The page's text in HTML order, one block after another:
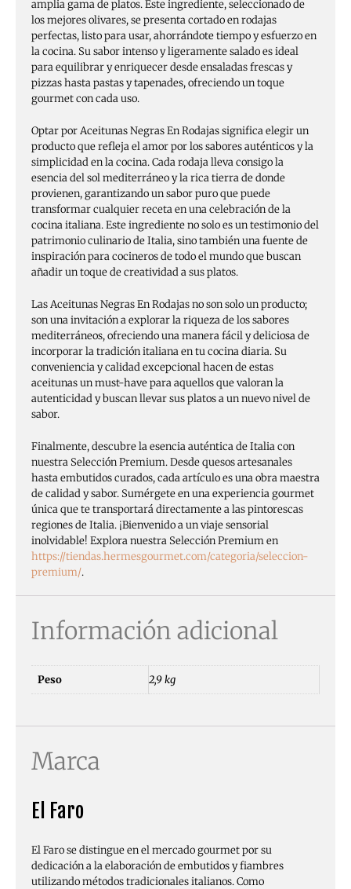
amplia gama de platos. Este ingrediente, seleccionado de
los mejores olivares, se presenta cortado en rodajas
perfectas, listo para usar, ahorrándote tiempo y esfuerzo en
la cocina. Su sabor intenso y ligeramente salado es ideal
para equilibrar y enriquecer desde ensaladas frescas y
pizzas hasta pastas y tapenades, ofreciendo un toque
gourmet con cada uso.
Optar por Aceitunas Negras En Rodajas significa elegir un
producto que refleja el amor por los sabores auténticos y la
simplicidad en la cocina. Cada rodaja lleva consigo la
esencia del sol mediterráneo y la rica tierra de donde
provienen, garantizando un sabor puro que puede
transformar cualquier receta en una celebración de la
cocina italiana. Este ingrediente no solo es un testimonio del
patrimonio culinario de Italia, sino también una fuente de
inspiración para cocineros de todo el mundo que buscan
añadir un toque de creatividad a sus platos.
Las Aceitunas Negras En Rodajas no son solo un producto;
son una invitación a explorar la riqueza de los sabores
mediterráneos, ofreciendo una manera fácil y deliciosa de
incorporar la tradición italiana en tu cocina diaria. Su
conveniencia y calidad excepcional hacen de estas
aceitunas un must-have para aquellos que valoran la
autenticidad y buscan llevar sus platos a un nuevo nivel de
sabor.
Finalmente, descubre la esencia auténtica de Italia con
nuestra Selección Premium. Desde quesos artesanales
hasta embutidos curados, cada artículo es una obra maestra
de calidad y sabor. Sumérgete en una experiencia gourmet
única que te transportará directamente a las pintorescas
regiones de Italia. ¡Bienvenido a un viaje sensorial
inolvidable! Explora nuestra Selección Premium en
https://tiendas.hermesgourmet.com/categoria/seleccion-
premium/.
Información adicional
Peso 2,9 kg
Marca
El Faro
El Faro se distingue en el mercado gourmet por su
dedicación a la elaboración de embutidos y fiambres
utilizando métodos tradicionales italianos. Como